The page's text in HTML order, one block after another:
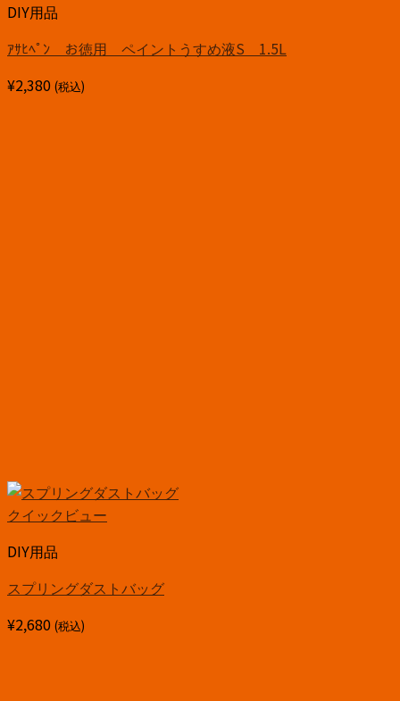
DIY用品
ｱｻﾋﾍﾟﾝ お徳用 ペイントうすめ液S 1.5L
¥2,380 (税込)
クイックビュー
DIY用品
スプリングダストバッグ
¥2,680 (税込)